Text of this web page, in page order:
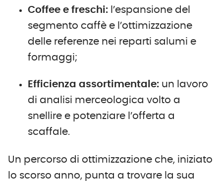
Coffee e freschi: l’espansione del
segmento caffè e l’ottimizzazione
delle referenze nei reparti salumi e
formaggi;
Efficienza assortimentale: un lavoro
di analisi merceologica volto a
snellire e potenziare l’offerta a
scaffale.
Un percorso di ottimizzazione che, iniziato
lo scorso anno, punta a trovare la sua